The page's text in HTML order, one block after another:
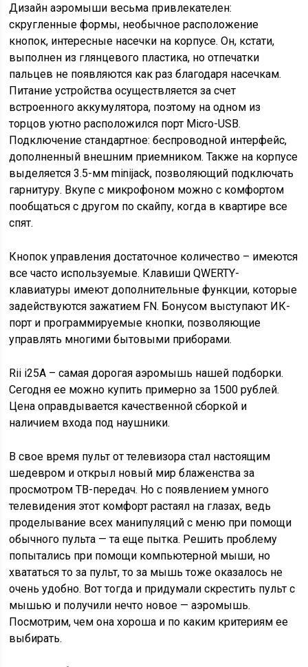
Дизайн аэромыши весьма привлекателен:
скругленные формы, необычное расположение
кнопок, интересные насечки на корпусе. Он, кстати,
выполнен из глянцевого пластика, но отпечатки
пальцев не появляются как раз благодаря насечкам.
Питание устройства осуществляется за счет
встроенного аккумулятора, поэтому на одном из
торцов уютно расположился порт Micro-USB.
Подключение стандартное: беспроводной интерфейс,
дополненный внешним приемником. Также на корпусе
выделяется 3.5-мм minijack, позволяющий подключать
гарнитуру. Вкупе с микрофоном можно с комфортом
пообщаться с другом по скайпу, когда в квартире все
спят.
Кнопок управления достаточное количество – имеются
все часто используемые. Клавиши QWERTY-
клавиатуры имеют дополнительные функции, которые
задействуются зажатием FN. Бонусом выступают ИК-
порт и программируемые кнопки, позволяющие
управлять многими бытовыми приборами.
Rii i25A – самая дорогая аэромышь нашей подборки.
Сегодня ее можно купить примерно за 1500 рублей.
Цена оправдывается качественной сборкой и
наличием входа под наушники.
В свое время пульт от телевизора стал настоящим
шедевром и открыл новый мир блаженства за
просмотром ТВ-передач. Но с появлением умного
телевидения этот комфорт растаял на глазах, ведь
проделывание всех манипуляций с меню при помощи
обычного пульта — та еще пытка. Решить проблему
попытались при помощи компьютерной мыши, но
хвататься то за пульт, то за мышь тоже оказалось не
очень удобно. Вот тогда и придумали скрестить пульт с
мышью и получили нечто новое — аэромышь.
Посмотрим, чем она хороша и по каким критериям ее
выбирать.